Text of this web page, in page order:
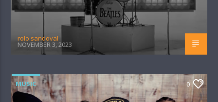
rolo sandoval
NOVEMBER 3, 2023
MUSIC 0